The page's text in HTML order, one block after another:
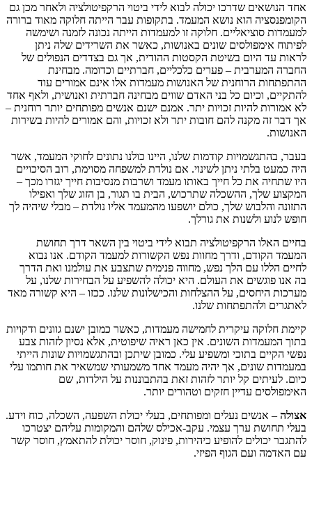
אחד הנושאים שדרכו יכולה לבוא לידי ביטוי הרקפיטולציה ולאחר מכן גם
הקומפנסציה הוא נושא המעמד. בתקופות עבר הייתה חלוקה מאוד ברורה
למעמדות סוציאליים. חלוקה זו למעמדות הייתה נכונה לזמנה ושימשה
לפיתוח אימפולסים שונים באנושות, כאשר את השרידים שלה ניתן
לראות עד היום בשיטת הקסטות ההודית, אך גם בצדדים הנפולים של
החברה המערבית – פערים כלכליים, חברתיים וכדומה. מבחינת
ההתפתחות הרוחנית של האנושות מעמדות אלו אינם אמורים עוד
להתקיים, וכיום כל בני האדם שווים מבחינה חברתית ואנושית, ולאף אחד
לא אמורות להיות זכויות יתר. אמנם ישנם אנשים מפותחים יותר רוחנית –
אך דבר זה מקנה להם חובות יתר ולא זכויות, והם אמורים להיות בשירות
האנושות.
בעבר, בהתגשמויות קודמות שלנו, היינו כולנו נתונים לחוקי המעמד, אשר
היה כמעט בלתי ניתן לשינוי. אם נולדת למשפחה מסוימת, רוב הסיכויים
היו שתחיה את כל חייך באותו מעמד ושרבות מנסיבות חייך יגזרו מכך –
המקצוע שלך, ההשכלה שתרכוש, הבית בו תגור, בן הזוג שלך ואפילו
התזונה והלבוש שלך, כולם יושפעו מהמעמד אליו נולדת – מבלי שיהיה לך
חופש לנוע ולשנות את גורלך.
בחיים האלו הרקפיטולציה תבוא לידי ביטוי בין השאר דרך תחושת
המעמד הקודם, ודרך מחוות נפש הקשורות למעמד הקודם. אנו נבוא
לחיים הללו עם הלך נפש, מחווה פנימית שתצבע את עולמנו ואת הדרך
בה אנו פוגשים את העולם. היא יכולה להשפיע על הבחירות שלנו, על
מערכות היחסים, על ההצלחות והכישלונות שלנו. ככזו – היא קשורה מאד
לאתגרים ולהתפתחות שלנו.
קיימת חלוקה עיקרית לחמישה מעמדות, כאשר כמובן ישנם גוונים ודקויות
בתוך המעמדות השונים. אין כאן ראיה שיפוטית, אלא נסיון לזהות צבע
נפשי הקיים בתוכי ומשפיע עלי. כמובן שיתכן ובהתגשמויות שונות הייתי
במעמדות שונים, אך יהיה מעמד אחד משמעותי שמשאיר את חותמו עלי
כיום. לעיתים קל יותר לזהות זאת בהתבוננות על הילדות, שם
האימפולסים עדיין חזקים וטהורים יותר.
אצולה – אנשים נעלים ומפותחים, בעלי יכולת השפעה, השכלה, כוח וידע.
בעלי תחושת ערך עצמי. עקב-אכילס שלהם והמקומות עליהם יצטרכו
להתגבר יכולים להופיע כיהירות, פינוק, חוסר יכולת להתאמץ, חוסר קשר
עם האדמה ועם הגוף הפיזי.